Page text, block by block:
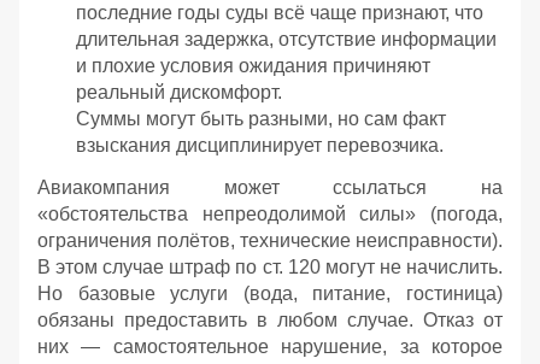
последние годы суды всё чаще признают, что
длительная задержка, отсутствие информации
и плохие условия ожидания причиняют
реальный дискомфорт.
Суммы могут быть разными, но сам факт
взыскания дисциплинирует перевозчика.
Авиакомпания может ссылаться на
«обстоятельства непреодолимой силы» (погода,
ограничения полётов, технические неисправности).
В этом случае штраф по ст. 120 могут не начислить.
Но базовые услуги (вода, питание, гостиница)
обязаны предоставить в любом случае. Отказ от
них — самостоятельное нарушение, за которое